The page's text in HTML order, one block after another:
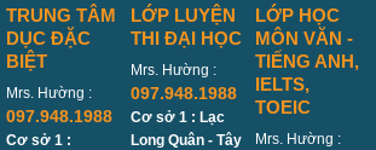
TRUNG TÂM
DỤC ĐẶC
BIỆT
Mrs. Hường :
097.948.1988
Cơ sở 1 :
LỚP LUYỆN
THI ĐẠI HỌC
Mrs. Hường :
097.948.1988
Cơ sở 1 : Lạc
Long Quân - Tây
LỚP HỌC
MÔN VĂN -
TIẾNG ANH,
IELTS,
TOEIC
Mrs. Hường :